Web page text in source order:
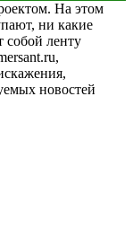
На этом
ни какие
собой ленту
новостей